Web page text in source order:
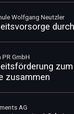
Wolfgang Neutzler
GmbH
zusammen
AG